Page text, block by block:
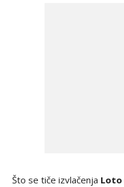
Što se tiče izvlačenja Loto